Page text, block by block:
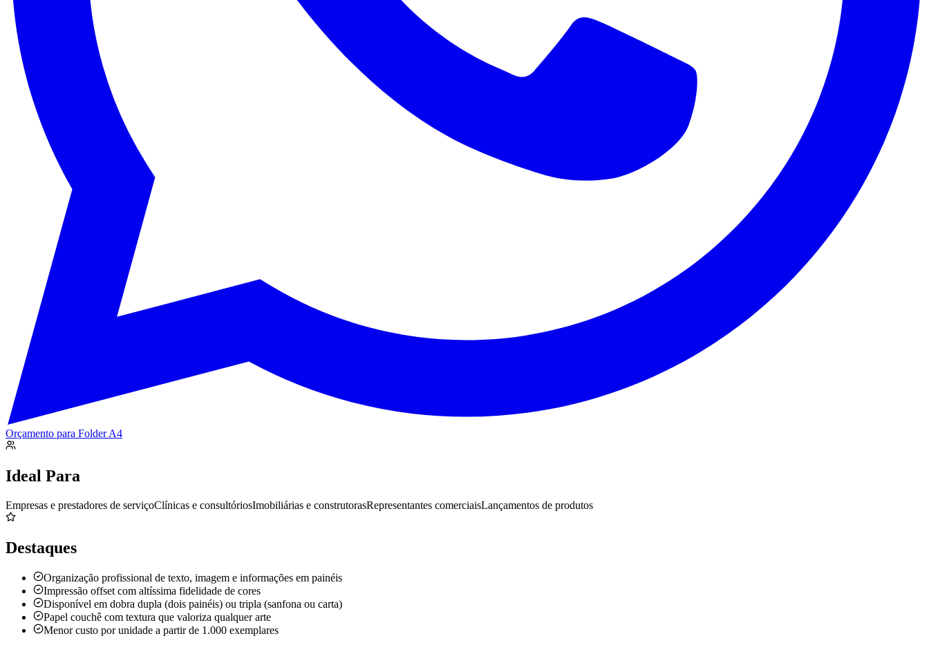
Orçamento para Folder A4
Ideal Para
Empresas e prestadores de serviçoClínicas e consultóriosImobiliárias e construtorasRepresentantes comerciaisLançamentos de produtos
Destaques
Organização profissional de texto, imagem e informações em painéis
Impressão offset com altíssima fidelidade de cores
Disponível em dobra dupla (dois painéis) ou tripla (sanfona ou carta)
Papel couchê com textura que valoriza qualquer arte
Menor custo por unidade a partir de 1.000 exemplares